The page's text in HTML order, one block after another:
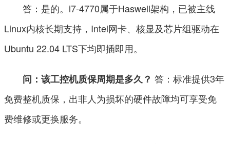
答：是的。i7-4770属于Haswell架构，已被主线
Linux内核长期支持，Intel网卡、核显及芯片组驱动在
Ubuntu 22.04 LTS下均即插即用。
问：该工控机质保周期是多久？ 答：标准提供3年
免费整机质保，出非人为损坏的硬件故障均可享受免
费维修或更换服务。